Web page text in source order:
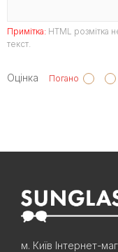
Примітка: HTML розмітка
текст.
Оцінка Погано
м. Київ Інтернет-